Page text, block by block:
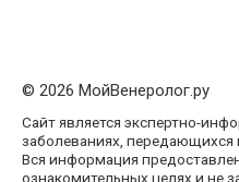
© 2026 МойВенеролог.ру
Сайт является экспертно-
заболеваниях,
Вся информация
ознакомительных целях и не